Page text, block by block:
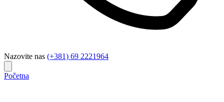
Nazovite nas (+381) 69 2221964
Početna